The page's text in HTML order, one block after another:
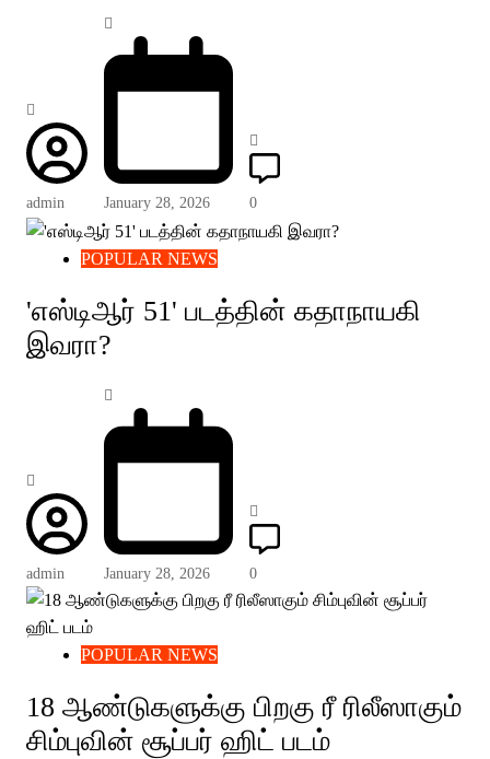
admin January 28, 2026 0
POPULAR NEWS
'எஸ்டிஆர் 51' படத்தின் கதாநாயகி
இவரா?
admin January 28, 2026 0
POPULAR NEWS
18 ஆண்டுகளுக்கு பிறகு ரீ ரிலீஸாகும்
சிம்புவின் சூப்பர் ஹிட் படம்